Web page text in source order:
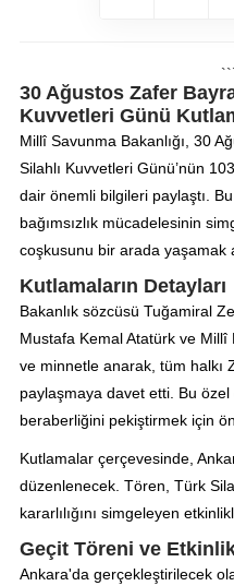
30 Ağustos Zafer
Kuvvetleri Günü
Millî Savunma Bakanlığı, 30
Silahlı Kuvvetleri Günü’nün
dair önemli bilgileri paylaştı.
bağımsızlık mücadelesinin
coşkusunu bir arada yaşamak
Kutlamaların Detayları
Bakanlık sözcüsü Tuğamiral
Mustafa Kemal Atatürk ve Millî
ve minnetle anarak, tüm halkı
paylaşmaya davet etti. Bu
beraberliğini pekiştirmek için
Kutlamalar çerçevesinde,
düzenlenecek. Tören, Türk
kararlılığını simgeleyen
Geçit Töreni ve
Ankara'da gerçekleştirilecek